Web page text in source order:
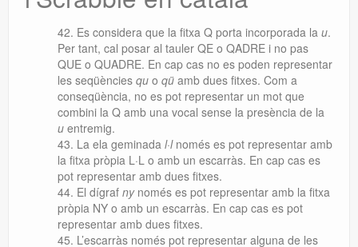
Es considera que la fitxa Q porta incorporada la u.
Per tant, cal posar al tauler QE o QADRE i no pas
QUE o QUADRE. En cap cas no es poden representar
les seqüències quo qüamb dues fitxes. Com a
conseqüència, no es pot representar un mot que
combini la Q amb una vocal sense la presència de la
uentremig.
La ela geminada l·lnomés es pot representar amb
la fitxa pròpia L·L o amb un escarràs. En cap cas es
pot representar amb dues fitxes.
El dígraf nynomés es pot representar amb la fitxa
pròpia NY o amb un escarràs. En cap cas es pot
representar amb dues fitxes.
L’escarràs només pot representar alguna de les